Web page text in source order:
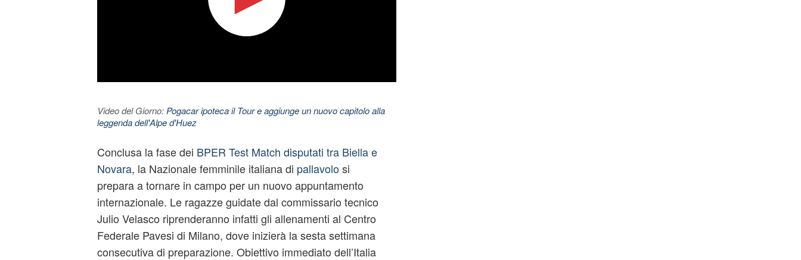
Video del Giorno: Pogacar ipoteca il Tour e aggiunge un nuovo capitolo alla
leggenda dell'Alpe d'Huez
Conclusa la fase dei BPER Test Match disputati tra Biella e
Novara, la Nazionale femminile italiana di pallavolosi
prepara a tornare in campo per un nuovo appuntamento
internazionale. Le ragazze guidate dal commissario tecnico
Julio Velasco riprenderanno infatti gli allenamenti al Centro
Federale Pavesi di Milano, dove inizierà la sesta settimana
consecutiva di preparazione. Obiettivo immediato dell’Italia